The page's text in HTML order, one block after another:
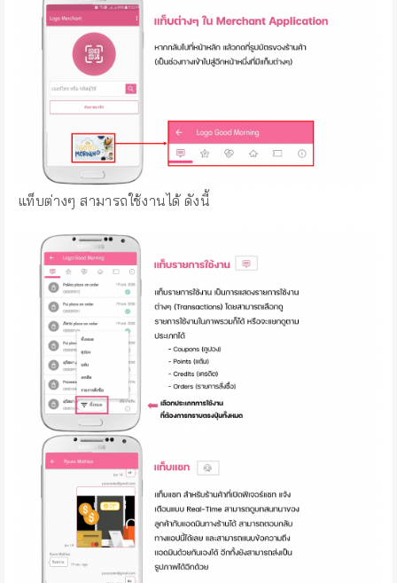
แท็บต่างๆ สามารถใช้งานได้ ดังนี้